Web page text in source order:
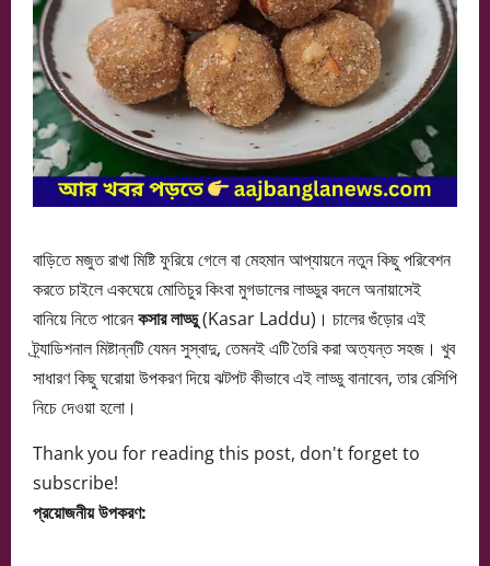
বাড়িতে মজুত রাখা মিষ্টি ফুরিয়ে গেলে বা মেহমান আপ্যায়নে নতুন কিছু পরিবেশন
করতে চাইলে একঘেয়ে মোতিচুর কিংবা মুগডালের লাড্ডুর বদলে অনায়াসেই
বানিয়ে নিতে পারেনকসার লাড্ডু(Kasar Laddu)। চালের গুঁড়োর এই
ট্র্যাডিশনাল মিষ্টান্নটি যেমন সুস্বাদু, তেমনই এটি তৈরি করা অত্যন্ত সহজ। খুব
সাধারণ কিছু ঘরোয়া উপকরণ দিয়ে ঝটপট কীভাবে এই লাড্ডু বানাবেন, তার রেসিপি
নিচে দেওয়া হলো।
Thank you for reading this post, don't forget to
subscribe!
প্রয়োজনীয় উপকরণ: